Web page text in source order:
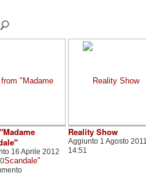
16 Aprile 2012
Reality Show
Aggiunto 1 Agosto
14:51